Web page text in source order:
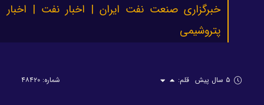
خبرگزاری صنعت نفت ایران | اخبار نفت | اخبار
پتروشیمی
۵ سال پیش قلم: شماره: ۴۸۴۲۰